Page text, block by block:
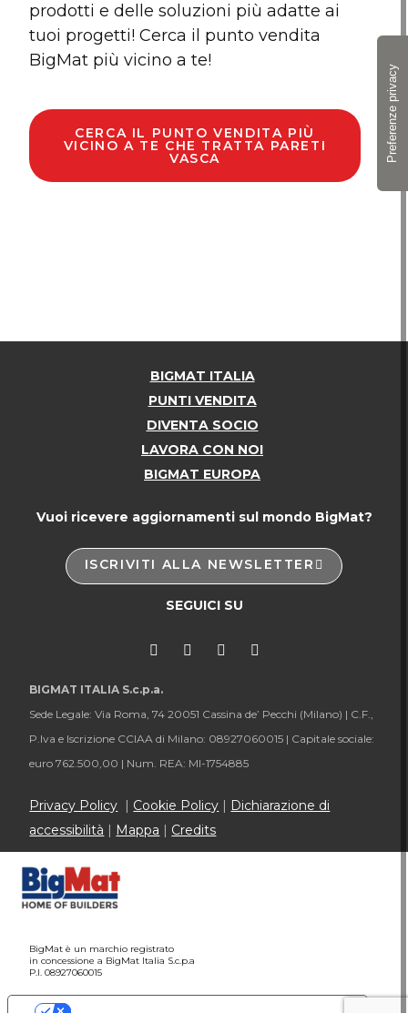
prodotti e delle soluzioni più adatte ai
tuoi progetti! Cerca il punto vendita
BigMat più vicino a te!
CERCA IL PUNTO VENDITA PIÙ
VICINO A TE CHE TRATTA PARETI
VASCA
BIGMAT ITALIA
PUNTI VENDITA
DIVENTA SOCIO
LAVORA CON NOI
BIGMAT EUROPA
Vuoi ricevere aggiornamenti sul mondo BigMat?
ISCRIVITI ALLA NEWSLETTER
SEGUICI SU
BIGMAT ITALIA S.c.p.a.
Sede Legale: Via Roma, 74 20051 Cassina de’ Pecchi (Milano) | C.F.,
P.Iva e Iscrizione CCIAA di Milano: 08927060015 | Capitale sociale:
euro 762.500,00 | Num. REA: MI-1754885
Privacy Policy Cookie Policy
Dichiarazione di
accessibilità
Mappa Credits
BigMat è un marchio registrato
in concessione a BigMat Italia S.c.p.a
P.I. 08927060015